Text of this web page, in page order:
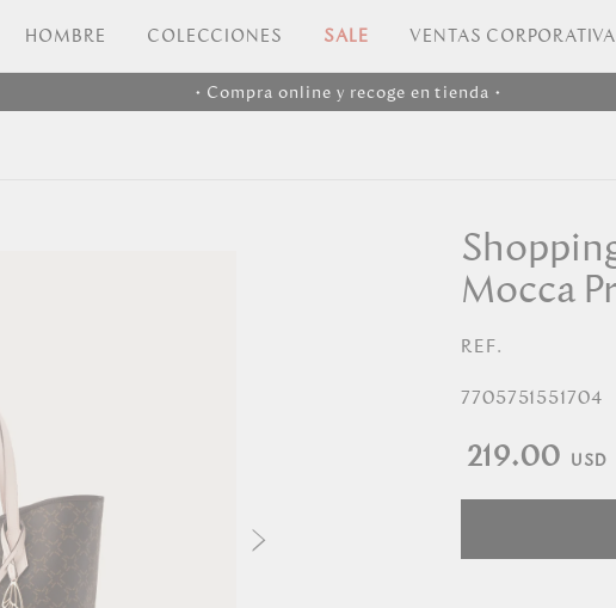
HOMBRE COLECCIONES SALE VENTAS
• Compra online y recoge en tienda •
Mocca
REF.
7705751551704
219.00